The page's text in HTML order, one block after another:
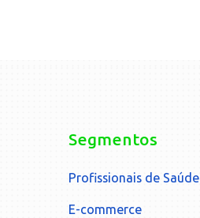
Segmentos
Profissionais de Saúde
E-commerce